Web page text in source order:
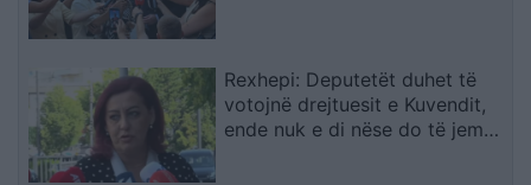
Rexhepi: Deputetët duhet të
votojnë drejtuesit e Kuvendit,
ende nuk e di nëse do të jem